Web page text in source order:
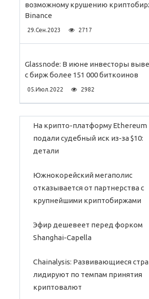
возможному крушению
Binance
29.Сен.2023 2717
Glassnode: В июне инвесторы
с бирж более 151 000 биткоинов
05.Июл.2022 2982
На крипто-платформу Ethereum
подали судебный иск из-за $10:
детали
Южнокорейский мегаполис
отказывается от партнерства с
крупнейшими криптобиржами
Эфир дешевеет перед форком
Shanghai-Capella
Chainalysis: Развивающиеся
лидируют по темпам принятия
криптовалют